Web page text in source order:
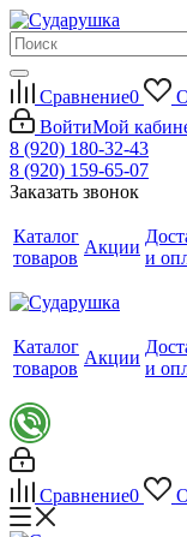
Сравнение0
ВойтиМой
8 (920) 180-32-43
8 (920) 159-65-07
Заказать звонок
Каталог
товаров
Акции
и
Каталог
товаров
Акции
и
Сравнение0